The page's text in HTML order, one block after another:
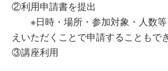
②利用申請書を提出
※日時・場所・参加対象・人数等
えいただくことで申請することもで
③講座利用